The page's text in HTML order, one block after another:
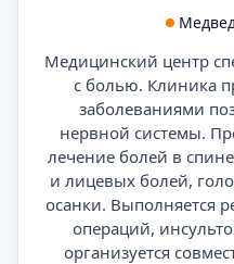
Медицинский центр
с болью. Клиника
заболеваниями
нервной системы.
лечение болей в
и лицевых болей,
осанки. Выполняется
операций,
организуется